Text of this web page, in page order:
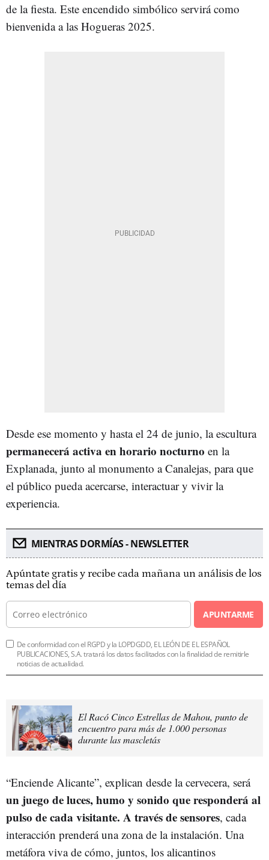
de la fiesta. Este encendido simbólico servirá como
bienvenida a las Hogueras 2025.
Desde ese momento y hasta el 24 de junio, la escultura
permanecerá activa en horario nocturno en la
Explanada, junto al monumento a Canalejas, para que
el público pueda acercarse, interactuar y vivir la
experiencia.
MIENTRAS DORMÍAS - NEWSLETTER
Apúntate gratis y recibe cada mañana un análisis de los
temas del día
APUNTARME
De conformidad con el RGPD y la LOPDGDD, EL LEÓN DE EL ESPAÑOL
PUBLICACIONES, S.A. tratará los datos facilitados con la finalidad de remitirle
noticias de actualidad.
El Racó Cinco Estrellas de Mahou, punto de
encuentro para más de 1.000 personas
durante las mascletás
“Enciende Alicante”, explican desde la cervecera, será
un juego de luces, humo y sonido que responderá al
pulso de cada visitante. A través de sensores, cada
interacción prenderá una zona de la instalación. Una
metáfora viva de cómo, juntos, los alicantinos